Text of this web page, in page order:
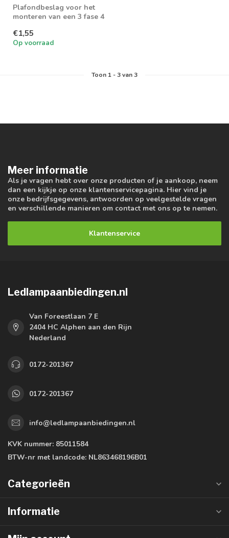
Plafondbeslag voor het
monteren van een 3 fase 4
€1,55
Op voorraad
Toon 1-3van 3
Meer informatie
Als je vragen hebt over onze producten of je aankoop, neem
dan een kijkje op onze klantenservicepagina. Hier vind je
onze bedrijfsgegevens, antwoorden op veelgestelde vragen
en verschillende manieren om contact met ons op te nemen.
Klantenservice
Ledlampaanbiedingen.nl
Van Foreestlaan 7 E
2404 HC Alphen aan den Rijn
Nederland
0172-201367
0172-201367
info@ledlampaanbiedingen.nl
KVK nummer: 85011584
BTW-nr met landcode: NL863468196B01
Categorieën
Informatie